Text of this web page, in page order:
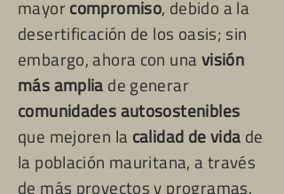
mayorcompromiso, debido a la
desertificación de los oasis; sin
embargo, ahora con una visión
más amplia de generar
comunidades autosostenibles
que mejoren la calidad de vida de
la población mauritana, a través
de más proyectos y programas,